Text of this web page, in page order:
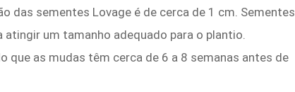
das sementes Lovage é de cerca de 1 cm. Sementes
um tamanho adequado para o plantio.
que as mudas têm cerca de 6 a 8 semanas antes de